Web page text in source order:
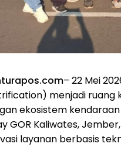
– 22 Mei
menjadi
ekosistem
GOR Kaliwates,
layanan berbasis